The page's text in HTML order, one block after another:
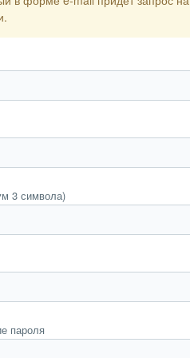
3 символа)
пароля